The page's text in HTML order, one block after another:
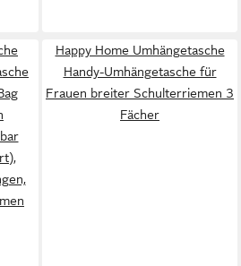
Happy Home Umhängetasche
Handy-Umhängetasche für
Frauen breiter Schulterriemen 3
Fächer